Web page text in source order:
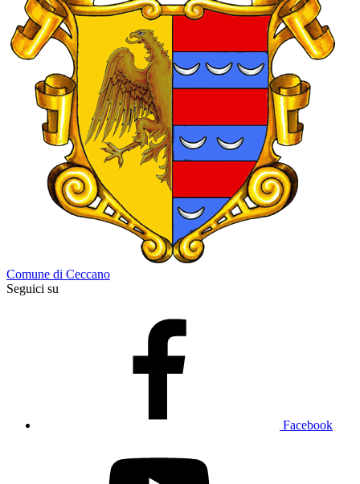
Comune di Ceccano
Seguici su
Facebook